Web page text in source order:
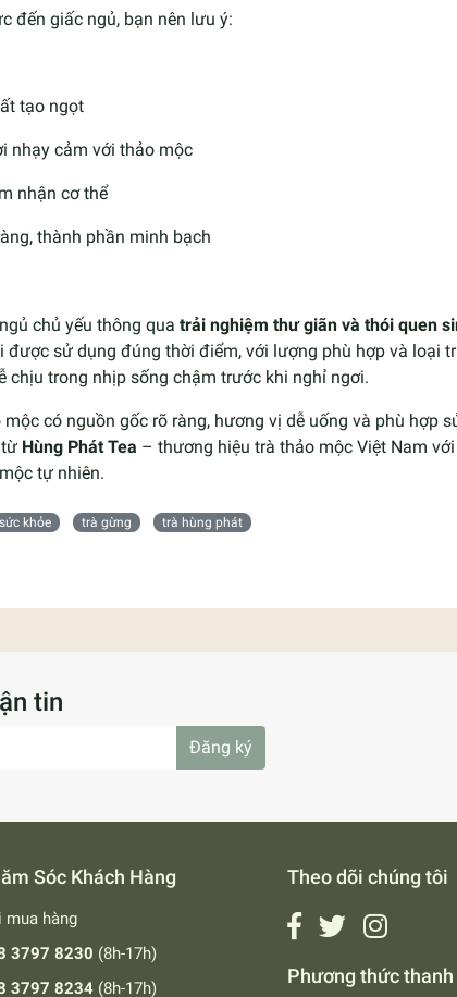
đến giấc ngủ, bạn nên lưu ý:
tạo ngọt
nhạy cảm với thảo mộc
nhận cơ thể
thành phần minh bạch
chủ yếu thông qua trải nghiệm thư giãn và thói quen
được sử dụng đúng thời điểm, với lượng phù hợp và loại
chịu trong nhịp sống chậm trước khi nghỉ ngơi.
có nguồn gốc rõ ràng, hương vị dễ uống và phù hợp
Hùng Phát Tea – thương hiệu trà thảo mộc Việt Nam
tự nhiên.
sức khỏe trà gừng trà hùng phát
tin
Đăng ký
Sóc Khách Hàng
mua hàng
3797 8230 (8h-17h)
3797 8234 (8h-17h)
Theo dõi chúng tôi
Phương thức